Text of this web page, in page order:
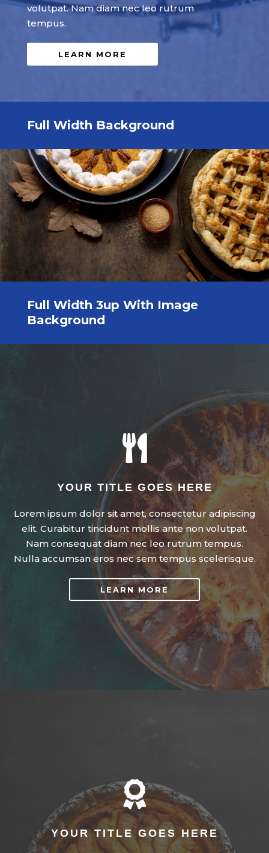
volutpat. Nam diam nec leo rutrum
tempus.
LEARN MORE
Full Width Background
Full Width 3up With Image
Background

YOUR TITLE GOES HERE
Lorem ipsum dolor sit amet, consectetur adipiscing
elit. Curabitur tincidunt mollis ante non volutpat.
Nam consequat diam nec leo rutrum tempus.
Nulla accumsan eros nec sem tempus scelerisque.
LEARN MORE

YOUR TITLE GOES HERE